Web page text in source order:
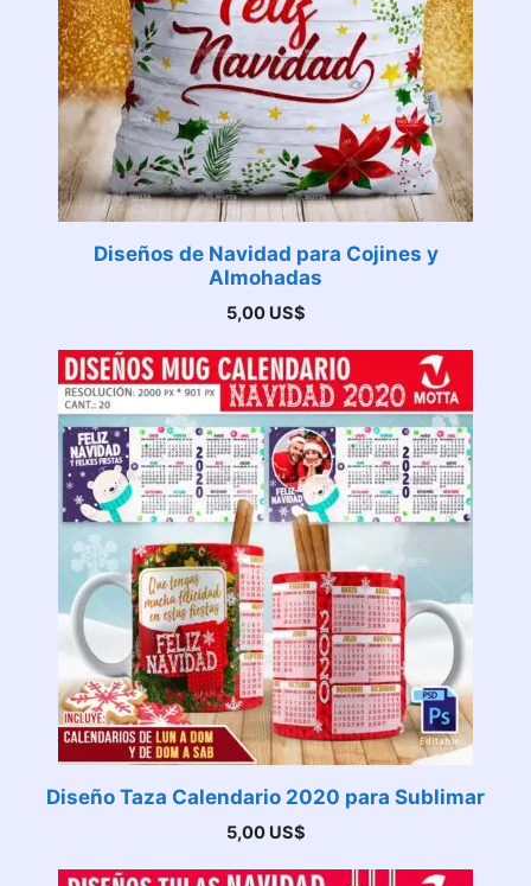
Diseños de Navidad para Cojines y
Almohadas
5,00 US$
Diseño Taza Calendario 2020 para Sublimar
5,00 US$